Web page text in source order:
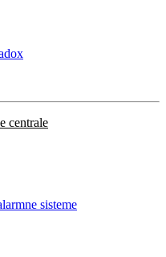
centrale